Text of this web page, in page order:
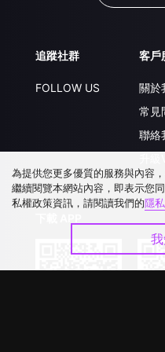
追蹤社群
FOLLOW US
客戶
關於
常見
聯絡
為提供您更多優質的服務與內容
繼續閱覽本網站內容，即表示您
私權政策資訊，請閱讀我們的隱